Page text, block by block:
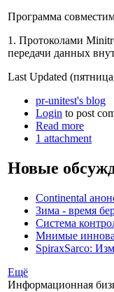
Программа
1. Протоколами
передачи данных
Last Updated
pr-unitest's blog
Login to post
Read more
1 attachment
Новые
Continental
Зима - время
Система
Мнимые
SpiraxSarco:
Ещё
Информационная